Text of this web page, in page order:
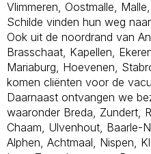
Vlimmeren, Oostmalle,
Schilde vinden hun weg
Ook uit de noordrand van
Brasschaat, Kapellen,
Mariaburg, Hoevenen,
komen cliënten voor de
Daarnaast ontvangen we
waaronder Breda, Zundert,
Chaam, Ulvenhout, Baarle-
Alphen, Achtmaal, Nispen,